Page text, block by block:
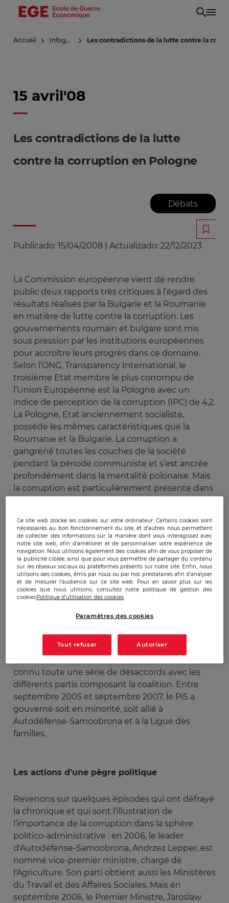
Aller
principal
Accueil Infoguerre Les contradictions de la lutte contre la
15 avril'08
Les contradictions de la lutte
contre la corruption en Pologne
Débats
Publicado: 15/04/2008 Actualizado: 22/12/2023
La Commission européenne vient de rendre
public deux rapports très critiques à l’égard des
résultats réalisés par la Bulgarie et la Roumanie
en matière de lutte contre la corruption. Les
gouvernements roumain et bulgare sont mis
sous pression par les institutions européennes
pour accroître leurs progrès dans ce domaine.
Selon l’ONG, Transparency International, le
troisième Etat membre le plus corrompu de
l’Union Européenne est la Pologne avec un
indice de perception de la corruption (IPC) de 4,2.
La Pologne, Etat anciennement socialiste,
possède les mêmes caractéristiques que la
Roumanie et la Bulgarie. La corruption a
gangrené toutes les couches de la société
pendant la période communiste et s’est ancrée
profondément dans la mentalité polonaise. Mais
la corruption est particulièrement présente dans
pour respecter les critères de Copenhague, à
acquérir un cadre législatif contraignant. On peut
dire aujourd’hui que la Pologne possède une
législation qui favorise la lutte contre la
corruption et un outil particulièrement actif, le
bureau anti corruption, créé en octobre 2006.
Mais les crises politiques qui se sont succédé en
2007 nous laisse penser qu’il faudra plus qu’un
lutte contre la corruption devienne enfin
effective. En effet, pendant les deux années où
connu toute une série de désaccords avec les
différents partis composant la coalition. Entre
septembre 2005 et septembre 2007, le PiS a
gouverné soit en minorité, soit allié à
Autodéfense-Samoobrona et à la Ligue des
familles.
Les actions d’une pègre politique
Revenons sur quelques épisodes qui ont défrayé
la chronique et qui sont l’illustration de
l’importance de la corruption dans la sphère
politico-administrative : en 2006, le leader
d'Autodéfense-Samoobrona, Andrzez Lepper, est
nommé vice-premier ministre, chargé de
l'Agriculture. Son parti obtient aussi les Ministères
du Travail et des Affaires Sociales. Mais en
septembre 2006, le Premier Ministre, Jaroslaw
Ce site web stocke les cookies sur votre ordinateur. Certains cookies sont
nécessaires au bon fonctionnement du site, et d’autres nous permettent
de collecter des informations sur la manière dont vous interagissez avec
notre site web, afin d’améliorer et de personnaliser votre expérience de
navigation. Nous utilisons également des cookies afin de vous proposer de
la publicité ciblée, ainsi que pour vous permettre de partager du contenu
sur les réseaux sociaux ou plateformes présents sur notre site. Enfin, nous
utilisons des cookies, émis par nous ou par nos prestataires afin d’analyser
et de mesurer l’audience sur ce site web. Pour en savoir plus sur les
cookies que nous utilisons, consultez notre politique de gestion des
cookiesPolitique d'utilisation des cookies
Paramètres des cookies
Tout refuser Autoriser